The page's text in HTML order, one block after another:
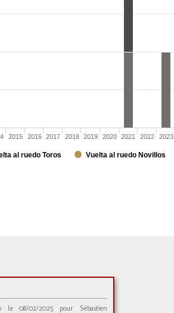
al ruedo Toros Vuelta al ruedo Novillos
2015 2016 2017 2018 2019 2020 2021 2022 2023
le 08/02/2025 pour Sébastien